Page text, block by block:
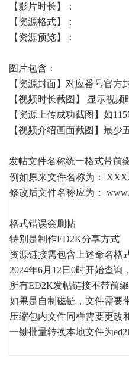
【影片时长】：
【资源格式】：
【资源预览】：
图片包含：
【资源封面】对应番号官方
【视频时长截图】 显示视频
【资源上传成功截图】如
【视频介绍画面截图】最少
发帖文件名称统一格式带前
例如原来文件名称为：
修改后文件名称应为：
格式错误会删帖
特别是制作ED2K分享方式
资源链接需包含上述命名格
2024年6月12日0时开始查询，
所有ED2K发帖链接不带前缀
如果是自制磁链，文件需要
压缩包内文件同样需要更改
一键批量转换本地文件为